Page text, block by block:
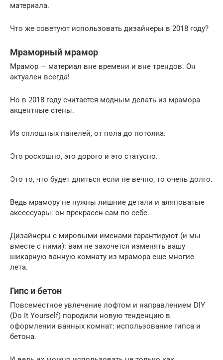
материала.
Что же советуют использовать дизайнеры в 2018 году?
Мраморный мрамор
Мрамор — материал вне времени и вне трендов. Он
актуален всегда!
Но в 2018 году считается модным делать из мрамора
акцентные стены.
Из сплошных панелей, от пола до потолка.
Это роскошно, это дорого и это статусно.
Это то, что будет длиться если не вечно, то очень долго.
Ведь мрамору не нужны лишние детали и аляповатые
аксессуары: он прекрасен сам по себе.
Дизайнеры с мировыми именами гарантируют (и мы
вместе с ними): вам не захочется изменять вашу
шикарную ванную комнату из мрамора еще многие
лета.
Гипс и бетон
Повсеместное увлечение лофтом и направлением DIY
(Do It Yourself) породили новую тенденцию в
оформлении ванных комнат: использование гипса и
бетона.